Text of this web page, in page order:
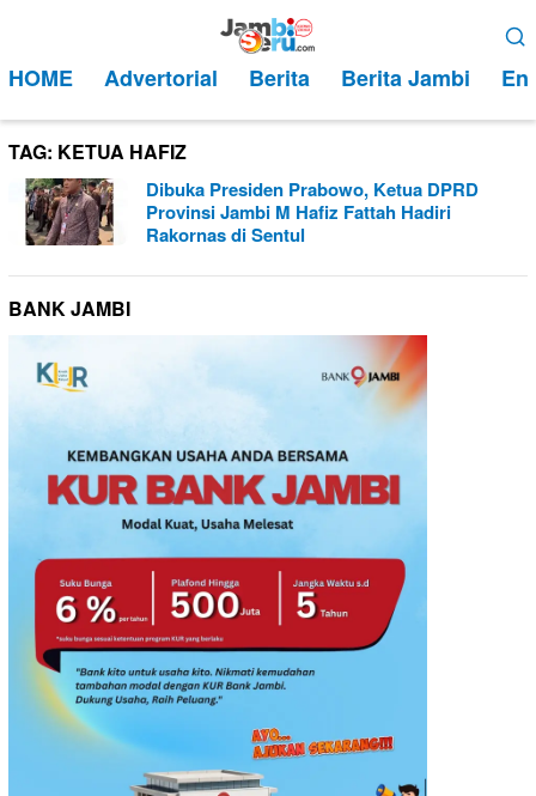
kontenMobile
HOME Advertorial Berita Berita Jambi
TAG: KETUA HAFIZ
Dibuka Presiden Prabowo, Ketua DPRD
Provinsi Jambi M Hafiz Fattah Hadiri
Rakornas di Sentul
BANK JAMBI